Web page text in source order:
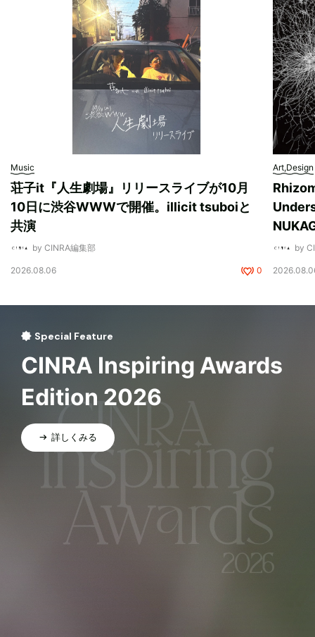
Music
荘子it『人生劇場』リリースライブが10月
10日に渋谷WWWで開催。illicit tsuboiと
共演
by CINRA編集部
2026.08.06 0
Art,Design
by
Special Feature
CINRA Inspiring Awards
Edition 2026
詳しくみる